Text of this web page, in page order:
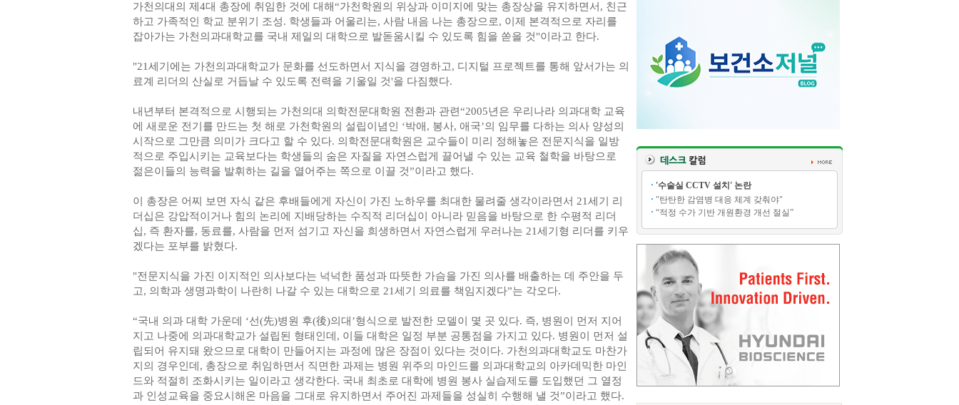
가천의대의 제4대 총장에 취임한 것에 대해“가천학원의 위상과 이미지에 맞는 총장상을 유지하면서, 친근
하고 가족적인 학교 분위기 조성. 학생들과 어울리는, 사람 내음 나는 총장으로, 이제 본격적으로 자리를
잡아가는 가천의과대학교를 국내 제일의 대학으로 발돋움시킬 수 있도록 힘을 쏟을 것"이라고 한다.
"21세기에는 가천의과대학교가 문화를 선도하면서 지식을 경영하고, 디지털 프로젝트를 통해 앞서가는 의
료계 리더의 산실로 거듭날 수 있도록 전력을 기울일 것'을 다짐했다.
내년부터 본격적으로 시행되는 가천의대 의학전문대학원 전환과 관련“2005년은 우리나라 의과대학 교육
에 새로운 전기를 만드는 첫 해로 가천학원의 설립이념인 ‘박애, 봉사, 애국’의 임무를 다하는 의사 양성의
시작으로 그만큼 의미가 크다고 할 수 있다. 의학전문대학원은 교수들이 미리 정해놓은 전문지식을 일방
적으로 주입시키는 교육보다는 학생들의 숨은 자질을 자연스럽게 끌어낼 수 있는 교육 철학을 바탕으로
젊은이들의 능력을 발휘하는 길을 열어주는 쪽으로 이끌 것”이라고 했다.
이 총장은 어찌 보면 자식 같은 후배들에게 자신이 가진 노하우를 최대한 물려줄 생각이라면서 21세기 리
더십은 강압적이거나 힘의 논리에 지배당하는 수직적 리더십이 아니라 믿음을 바탕으로 한 수평적 리더
십, 즉 환자를, 동료를, 사람을 먼저 섬기고 자신을 희생하면서 자연스럽게 우러나는 21세기형 리더를 키우
겠다는 포부를 밝혔다.
"전문지식을 가진 이지적인 의사보다는 넉넉한 품성과 따뜻한 가슴을 가진 의사를 배출하는 데 주안을 두
고, 의학과 생명과학이 나란히 나갈 수 있는 대학으로 21세기 의료를 책임지겠다”는 각오다.
“국내 의과 대학 가운데 ‘선(先)병원 후(後)의대’형식으로 발전한 모델이 몇 곳 있다. 즉, 병원이 먼저 지어
지고 나중에 의과대학교가 설립된 형태인데, 이들 대학은 일정 부분 공통점을 가지고 있다. 병원이 먼저 설
립되어 유지돼 왔으므로 대학이 만들어지는 과정에 많은 장점이 있다는 것이다. 가천의과대학교도 마찬가
지의 경우인데, 총장으로 취임하면서 직면한 과제는 병원 위주의 마인드를 의과대학교의 아카데믹한 마인
드와 적절히 조화시키는 일이라고 생각한다. 국내 최초로 대학에 병원 봉사 실습제도를 도입했던 그 열정
과 인성교육을 중요시해온 마음을 그대로 유지하면서 주어진 과제들을 성실히 수행해 낼 것”이라고 했다.
'수술실 CCTV 설치' 논란
"탄탄한 감염병 대응 체계 갖춰야"
“적정 수가 기반 개원환경 개선 절실”